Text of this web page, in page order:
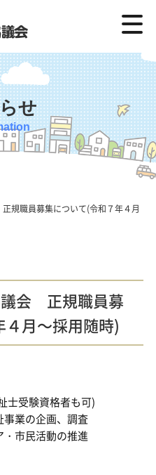
せ
規職員募集について(令和７年４月
議会 正規職員募
月～採用随時)
受験資格者も可)
業の企画、調査
市民活動の推進